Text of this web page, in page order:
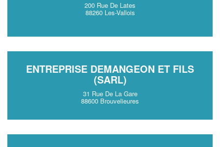
200 Rue De Lates
88260 Les-Vallois
ENTREPRISE DEMANGEON ET FILS
(SARL)
31 Rue De La Gare
88600 Brouvelieures